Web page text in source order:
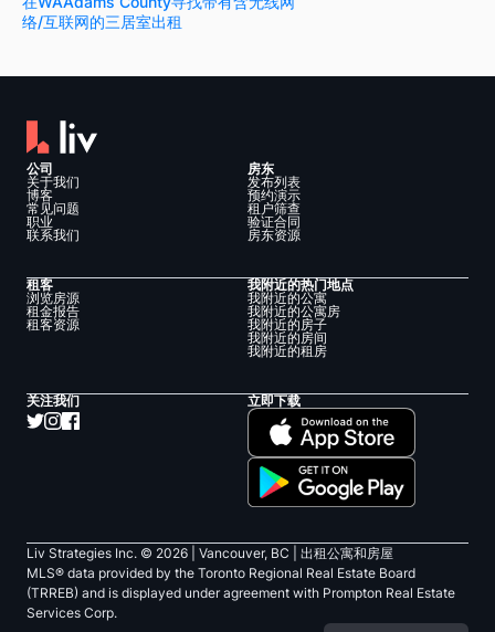
络/互联网的三居室出租
公司
关于我们
博客
常见问题
职业
联系我们
房东
发布列表
预约演示
租户筛查
验证合同
房东资源
租客
浏览房源
租金报告
租客资源
我附近的热门地点
我附近的公寓
我附近的公寓房
我附近的房子
我附近的房间
我附近的租房
关注我们 立即下载
Liv Strategies Inc. © 2026 | Vancouver, BC |
出租公寓和房屋
MLS® data provided by the Toronto Regional Real Estate Board
(TRREB) and is displayed under agreement with Prompton Real Estate
Services Corp.